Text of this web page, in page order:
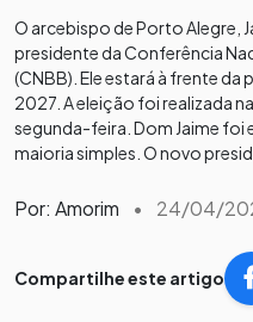
O arcebispo de Porto Alegre,
presidente da Conferência
(CNBB). Ele estará à frente
2027. A eleição foi realizada
segunda-feira. Dom Jaime
maioria simples. O novo
Por: Amorim • 24/04/
Compartilhe este artigo